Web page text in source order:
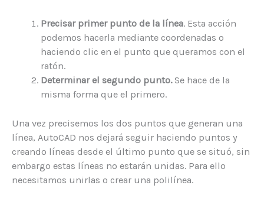
Precisar primer punto de la línea. Esta acción
podemos hacerla mediante coordenadas o
haciendo clic en el punto que queramos con el
ratón.
Determinar el segundo punto.Se hace de la
misma forma que el primero.
Una vez precisemos los dos puntos que generan una
línea, AutoCAD nos dejará seguir haciendo puntos y
creando líneas desde el último punto que se situó, sin
embargo estas líneas no estarán unidas. Para ello
necesitamos unirlas o crear una polilínea.